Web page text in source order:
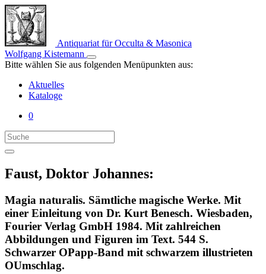
Antiquariat für Occulta & Masonica
Wolfgang Kistemann
Bitte wählen Sie aus folgenden Menüpunkten aus:
Aktuelles
Kataloge
0
Faust, Doktor Johannes:
Magia naturalis. Sämtliche magische Werke. Mit
einer Einleitung von Dr. Kurt Benesch. Wiesbaden,
Fourier Verlag GmbH 1984. Mit zahlreichen
Abbildungen und Figuren im Text. 544 S.
Schwarzer OPapp-Band mit schwarzem illustrieten
OUmschlag.